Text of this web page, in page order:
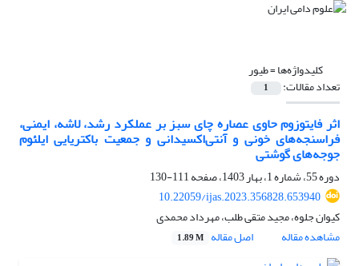
کلیدواژه‌ها =طیور
تعداد مقالات: 1
اثر فایتوزوم حاوی عصاره چای سبز بر عملکرد رشد، لاشه، ایمنی،
فراسنجه‌های خونی و آنتی‌اکسیدانی و جمعیت باکتریایی ایلئوم
جوجه‌های گوشتی
دوره 55، شماره 1، بهار 1403، صفحه
111-130
10.22059/ijas.2023.356828.653940
کیوان جلوه، مجید متقی طلب، مهرداد محمدی
مشاهده مقاله
اصل مقاله 1.89 M